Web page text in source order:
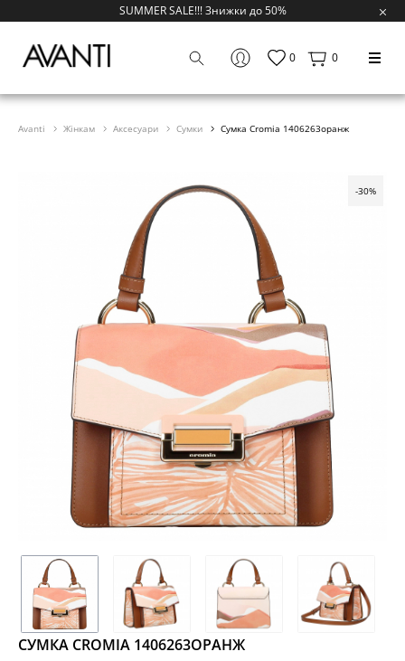
SUMMER SALE!!! Знижки до 50%
0 0
Avanti Жінкам Аксесуари Сумки Сумка Cromia 1406263оранж
-30%
СУМКА CROMIA 1406263ОРАНЖ